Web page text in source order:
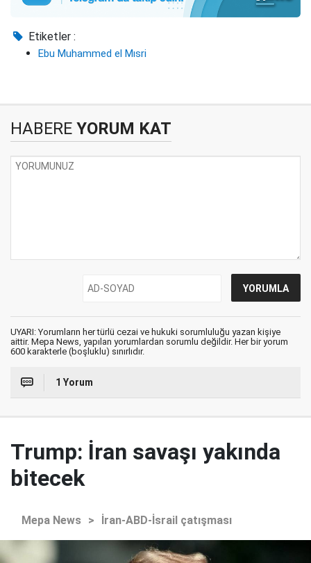
Etiketler :
Ebu Muhammed el Mısri
HABERE YORUM KAT
UYARI: Yorumların her türlü cezai ve hukuki sorumluluğu yazan kişiye
aittir. Mepa News, yapılan yorumlardan sorumlu değildir. Her bir yorum
600 karakterle (boşluklu) sınırlıdır.
1 Yorum
Trump: İran savaşı yakında
bitecek
Mepa News > İran-ABD-İsrail çatışması